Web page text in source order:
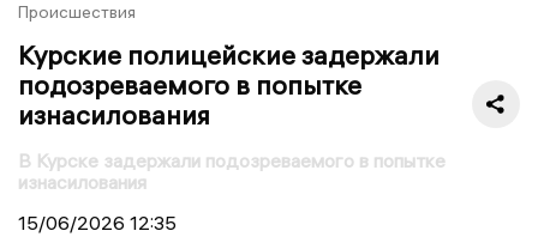
Происшествия
Курские полицейские задержали
подозреваемого в попытке
изнасилования
В Курске задержали подозреваемого в попытке
изнасилования
15/06/2026 12:35